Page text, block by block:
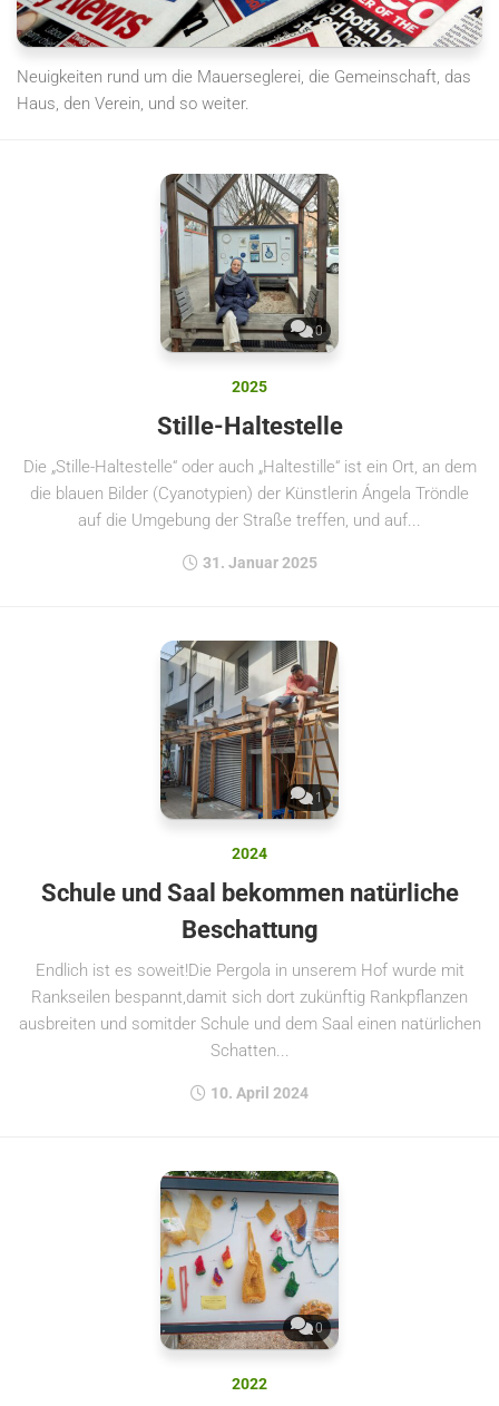
Neuigkeiten rund um die Mauerseglerei, die Gemeinschaft, das
Haus, den Verein, und so weiter.
0
2025
Stille-Haltestelle
Die „Stille-Haltestelle“ oder auch „Haltestille“ ist ein Ort, an dem
die blauen Bilder (Cyanotypien) der Künstlerin Ángela Tröndle
auf die Umgebung der Straße treffen, und auf...
31. Januar 2025
1
2024
Schule und Saal bekommen natürliche
Beschattung
Endlich ist es soweit!Die Pergola in unserem Hof wurde mit
Rankseilen bespannt,damit sich dort zukünftig Rankpflanzen
ausbreiten und somitder Schule und dem Saal einen natürlichen
Schatten...
10. April 2024
0
2022